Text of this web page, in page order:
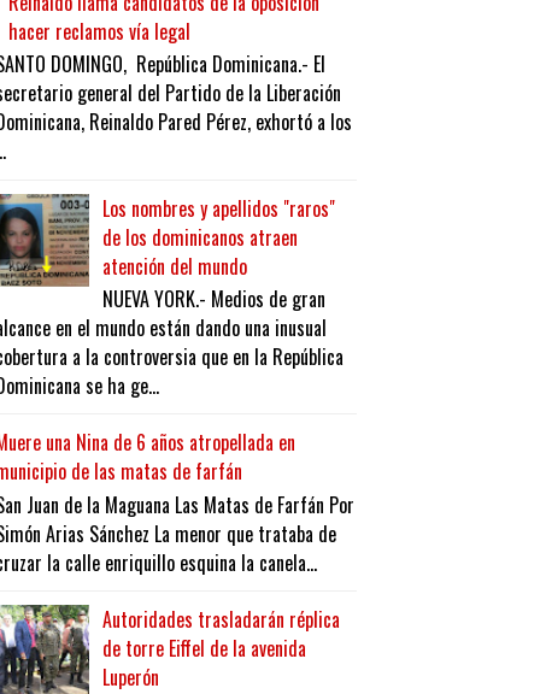
hacer reclamos vía legal
DOMINGO, República Dominicana.- El
general del Partido de la Liberación
Reinaldo Pared Pérez, exhortó a los
Los nombres y apellidos "raros"
de los dominicanos atraen
atención del mundo
NUEVA YORK.- Medios de gran
en el mundo están dando una inusual
a la controversia que en la República
se ha ge...
una Nina de 6 años atropellada en
de las matas de farfán
Juan de la Maguana Las Matas de Farfán Por
Arias Sánchez La menor que trataba de
la calle enriquillo esquina la canela...
Autoridades trasladarán réplica
de torre Eiffel de la avenida
Luperón